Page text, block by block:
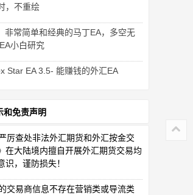
，不重绘
非常简单和经典的马丁EA，多空无
小白研究
Star EA 3.5- 能赚钱的外汇EA
和免责声明
厉查处非法外汇期货和外汇按金交
在大陆境内擅自开展外汇期货交易均
识，谨防损失！
交易商信息不存在营销类或导流类